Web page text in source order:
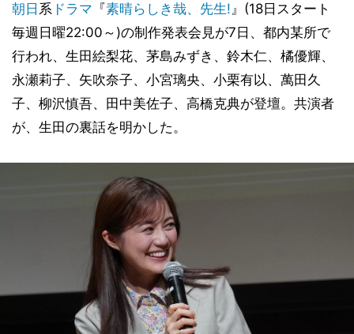
朝日 系 ドラマ 『素晴らしき哉、先生!』(18日スタート
毎週日曜22:00～)の制作発表会見が7日、都内某所で
行われ、生田絵梨花、茅島みずき、鈴木仁、橘優輝、
永瀬莉子、矢吹奈子、小宮璃央、小栗有以、萬田久
子、柳沢慎吾、田中美佐子、高橋克典が登壇。共演者
が、生田の裏話を明かした。